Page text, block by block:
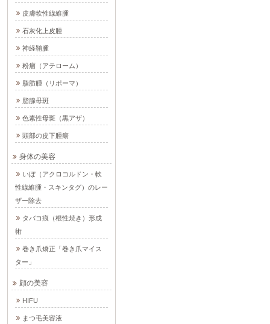
皮膚軟性線維腫
石灰化上皮腫
神経鞘腫
粉瘤（アテローム）
脂肪腫（リポーマ）
脂腺母斑
色素性母斑（黒アザ）
頭部の皮下腫瘍
身体の美容
いぼ（アクロコルドン・軟
性線維腫・スキンタグ）のレー
ザー除去
タバコ痕（根性焼き）形成
術
巻き爪矯正「巻き爪マイス
ター」
顔の美容
HIFU
まつ毛美容液